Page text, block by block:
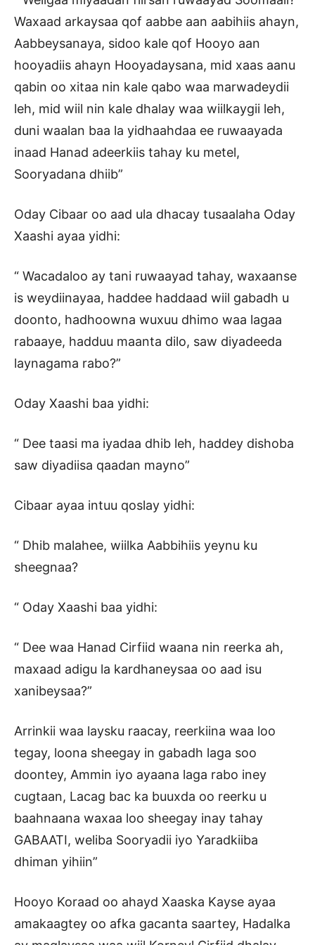
Waxaad arkaysaa qof aabbe aan aabihiis ahayn,
Aabbeysanaya, sidoo kale qof Hooyo aan
hooyadiis ahayn Hooyadaysana, mid xaas aanu
qabin oo xitaa nin kale qabo waa marwadeydii
leh, mid wiil nin kale dhalay waa wiilkaygii leh,
duni waalan baa la yidhaahdaa ee ruwaayada
inaad Hanad adeerkiis tahay ku metel,
Sooryadana dhiib”
Oday Cibaar oo aad ula dhacay tusaalaha Oday
Xaashi ayaa yidhi:
“ Wacadaloo ay tani ruwaayad tahay, waxaanse
is weydiinayaa, haddee haddaad wiil gabadh u
doonto, hadhoowna wuxuu dhimo waa lagaa
rabaaye, hadduu maanta dilo, saw diyadeeda
laynagama rabo?”
Oday Xaashi baa yidhi:
“ Dee taasi ma iyadaa dhib leh, haddey dishoba
saw diyadiisa qaadan mayno”
Cibaar ayaa intuu qoslay yidhi:
“ Dhib malahee, wiilka Aabbihiis yeynu ku
sheegnaa?
“ Oday Xaashi baa yidhi:
“ Dee waa Hanad Cirfiid waana nin reerka ah,
maxaad adigu la kardhaneysaa oo aad isu
xanibeysaa?”
Arrinkii waa laysku raacay, reerkiina waa loo
tegay, loona sheegay in gabadh laga soo
doontey, Ammin iyo ayaana laga rabo iney
cugtaan, Lacag bac ka buuxda oo reerku u
baahnaana waxaa loo sheegay inay tahay
GABAATI, weliba Sooryadii iyo Yaradkiiba
dhiman yihiin”
Hooyo Koraad oo ahayd Xaaska Kayse ayaa
amakaagtey oo afka gacanta saartey, Hadalka